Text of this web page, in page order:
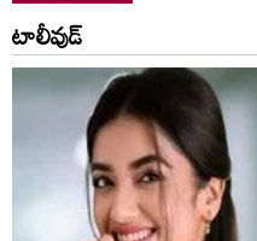
టాలీవుడ్